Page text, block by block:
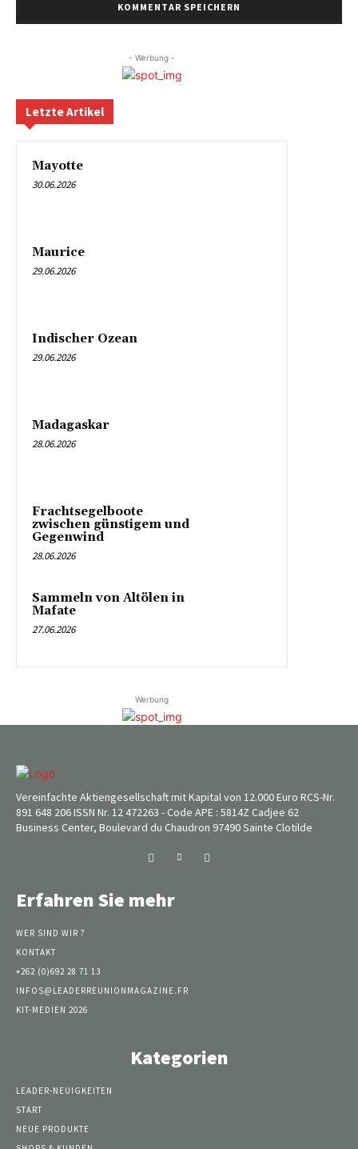
- Werbung -
Letzte Artikel
Mayotte
30.06.2026
Maurice
29.06.2026
Indischer Ozean
29.06.2026
Madagaskar
28.06.2026
Frachtsegelboote
zwischen günstigem und
Gegenwind
28.06.2026
Sammeln von Altölen in
Mafate
27.06.2026
Werbung
Vereinfachte Aktiengesellschaft mit Kapital von 12.000 Euro RCS-Nr.
891 648 206 ISSN Nr. 12 472263 - Code APE : 5814Z Cadjee 62
Business Center, Boulevard du Chaudron 97490 Sainte Clotilde
Erfahren Sie mehr
WER SIND WIR ?
KONTAKT
+262 (0)692 28 71 13
INFOS@LEADERREUNIONMAGAZINE.FR
KIT-MEDIEN 2026
Kategorien
LEADER-NEUIGKEITEN
START
NEUE PRODUKTE